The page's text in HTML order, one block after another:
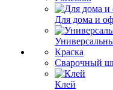
Для дома и
Краска
Сварочный
Клей